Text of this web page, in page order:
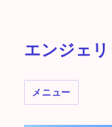
エンジェ
メニュー